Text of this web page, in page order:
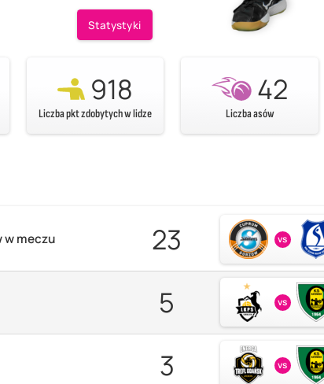
Statystyki
918
Liczba pkt zdobytych w lidze
42
Liczba asów
w meczu 23 vs
5 vs
3 vs